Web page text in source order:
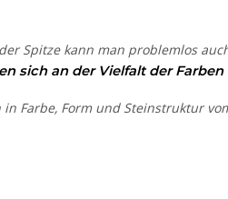
Spitze kann man problemlos
sich an der Vielfalt der Farben
Farbe, Form und Steinstruktur